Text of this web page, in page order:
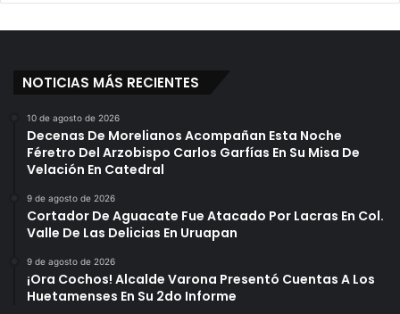
NOTICIAS MÁS RECIENTES
10 de agosto de 2026
Decenas De Morelianos Acompañan Esta Noche
Féretro Del Arzobispo Carlos Garfías En Su Misa De
Velación En Catedral
9 de agosto de 2026
Cortador De Aguacate Fue Atacado Por Lacras En Col.
Valle De Las Delicias En Uruapan
9 de agosto de 2026
¡Ora Cochos! Alcalde Varona Presentó Cuentas A Los
Huetamenses En Su 2do Informe